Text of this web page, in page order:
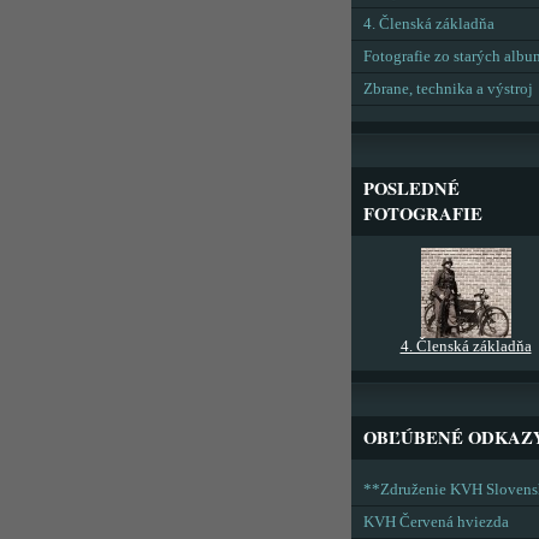
4. Členská základňa
Fotografie zo starých
Zbrane, technika a výstroj
POSLEDNÉ
FOTOGRAFIE
4. Členská základňa
OBĽÚBENÉ
**Združenie KVH
KVH Červená hviezda